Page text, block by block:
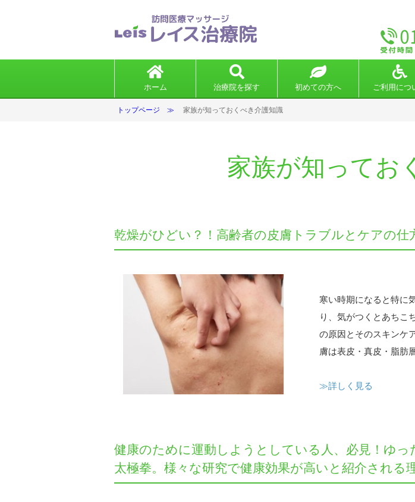
ホーム 治療院を探す 初めての方へ ご利用につ
トップページ 家族が知っておくべき介護知識
家族が知ってお
乾燥がひどい？！高齢者の皮膚トラブルとケアの仕
寒い時期になると特に
り、気がつくとあちこ
の原因とそのスキンケ
膚は表皮・真皮・脂肪
≫詳しく見る
健康のために運動しようとしている人、必見！ゆ
太極拳。様々な研究で健康効果が高いと紹介される